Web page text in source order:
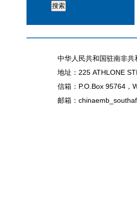
搜索
中华人民共和国驻南非共
地址：225 ATHLONE
信箱：P.O.Box 95764，
邮箱：